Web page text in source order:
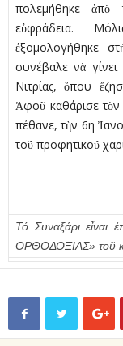
πολεμήθηκε ἀπὸ
εὐφράδεια.
ἐξομολογήθηκε
συνέβαλε νὰ
Νιτρίας, ὅπου
Ἀφοῦ καθάρισε τὸν
πέθανε, τὴν 6η
τοῦ προφητικοῦ
Τό Συναξάρι εἶναι
ΟΡΘΟΔΟΞΙΑΣ» τοῦ